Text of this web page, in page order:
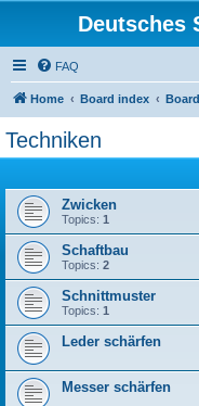
Deutsches
FAQ
Home Board index
Techniken
Zwicken
Topics: 1
Schaftbau
Topics: 2
Schnittmuster
Topics: 1
Leder schärfen
Messer schärfen